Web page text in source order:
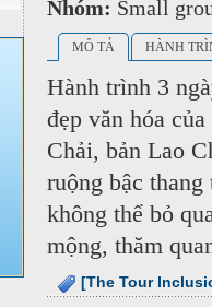
Nhóm: Small
MÔ TẢ HÀNH
Hành trình 3
đẹp văn hóa
Chải, bản Lao
ruộng bậc
không thể bỏ
mộng, thăm
[The Tour